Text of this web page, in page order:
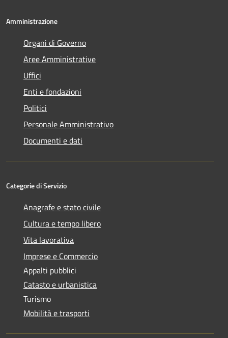
Amministrazione
Organi di Governo
Aree Amministrative
Uffici
Enti e fondazioni
Politici
Personale Amministrativo
Documenti e dati
Categorie di Servizio
Anagrafe e stato civile
Cultura e tempo libero
Vita lavorativa
Imprese e Commercio
Appalti pubblici
Catasto e urbanistica
Turismo
Mobilità e trasporti